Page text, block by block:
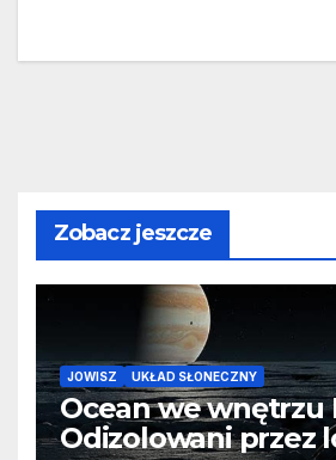
Zobacz jeszcze
JOWISZ UKŁAD SŁONECZNY
Ocean we wnętrzu
Odizolowani przez